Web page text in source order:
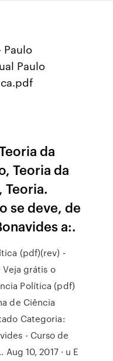
Paulo
Paulo
da
Teoria da
Teoria.
se deve, de
a:.
(pdf)(rev) -
Veja grátis o
Política (pdf)
de Ciência
Categoria:
- Curso de
10, 2017 · u E